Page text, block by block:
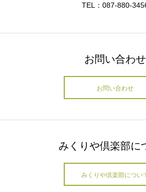
TEL：087-880-
お問い合わせ
お問い合わせ
みくりや倶楽部に
みくりや倶楽部につい